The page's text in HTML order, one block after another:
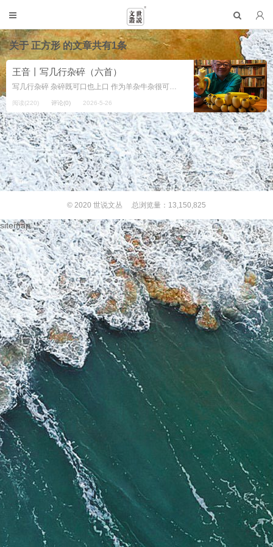
关于正方形的文章共有1条
王音丨写几行杂碎（六首）
写几行杂碎 杂碎既可口也上口 作为羊杂牛杂很可口 作为骂人的话 又特妈的很上口 在现实生活中 针对小人坏人恶人 人们常常就是一句 这是个杂碎 （这是个活杂碎） 2026.5.25 我爱正...
阅读(220) 评论(0) 2026-5-26
© 2020 世说文丛 总浏览量：13,150,825
sitemap